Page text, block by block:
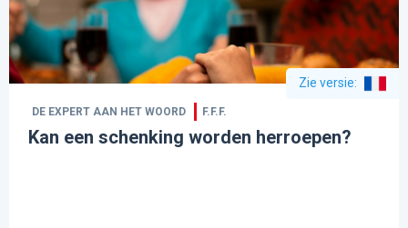
Zie versie:
DE EXPERT AAN HET WOORD F.F.F.
Kan een schenking worden herroepen?